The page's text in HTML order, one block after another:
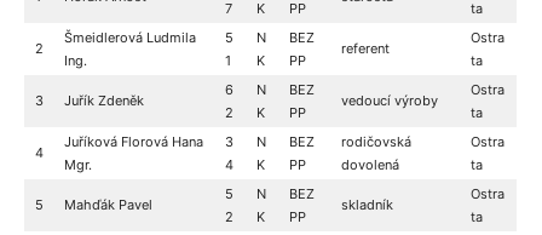
7
K
PP
ta
2
Šmeidlerová Ludmila
Ing.
5
1
N
K
BEZ
PP
referent
Ostra
ta
3 Juřík Zdeněk
6
2
N
K
BEZ
PP
vedoucí výroby
Ostra
ta
4
Juříková Florová Hana
Mgr.
3
4
N
K
BEZ
PP
rodičovská
dovolená
Ostra
ta
5 Mahďák Pavel
5
2
N
K
BEZ
PP
skladník
Ostra
ta